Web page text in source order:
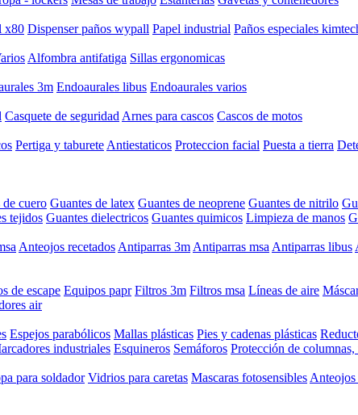
x80 Dispenser paños wypall Papel industrial Paños especiales
Alfombra antifatiga Sillas ergonomicas
3m Endoaurales libus Endoaurales varios
Casquete de seguridadArnes para cascos Cascos de motos
Pertiga y tabureteAntiestaticos Proteccion facial Puesta a tierra
de cuero Guantes de latex Guantes de neoprene Guantes de nitrilo
tejidos Guantes dielectricos Guantes quimicos Limpieza de manos
Anteojos recetadosAntiparras 3mAntiparras msaAntiparras libus
de escape Equipos papr Filtros 3m Filtros msa Líneas de aire
air
Espejos parabólicos Mallas plásticas Pies y cadenas plásticas
industriales Esquineros Semáforos Protección de columnas,
para soldador Vidrios para caretas Mascaras fotosensiblesAnteojos